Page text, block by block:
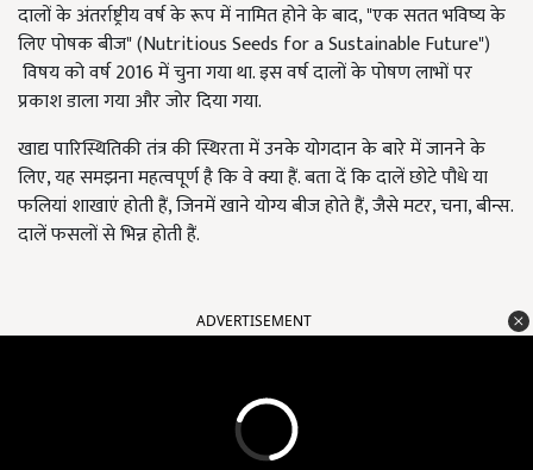
दालों के अंतर्राष्ट्रीय वर्ष के रूप में नामित होने के बाद, "एक सतत भविष्य के
लिए पोषक बीज" (Nutritious Seeds for a Sustainable Future")
विषय को वर्ष 2016 में चुना गया था. इस वर्ष दालों के पोषण लाभों पर
प्रकाश डाला गया और जोर दिया गया.
खाद्य पारिस्थितिकी तंत्र की स्थिरता में उनके योगदान के बारे में जानने के
लिए, यह समझना महत्वपूर्ण है कि वे क्या हैं. बता दें कि दालें छोटे पौधे या
फलियां शाखाएं होती हैं, जिनमें खाने योग्य बीज होते हैं, जैसे मटर, चना, बीन्स.
दालें फसलों से भिन्न होती हैं.
ADVERTISEMENT